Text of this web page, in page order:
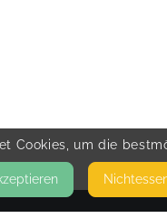
Cookies, um die